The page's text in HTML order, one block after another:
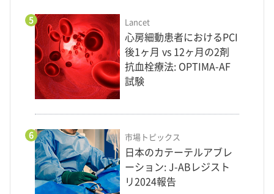
5 Lancet
心房細動患者におけるPCI
後1ヶ月 vs 12ヶ月の2剤
抗血栓療法: OPTIMA-AF
試験
6 市場トピックス
日本のカテーテルアブレ
ーション: J-ABレジスト
リ2024報告